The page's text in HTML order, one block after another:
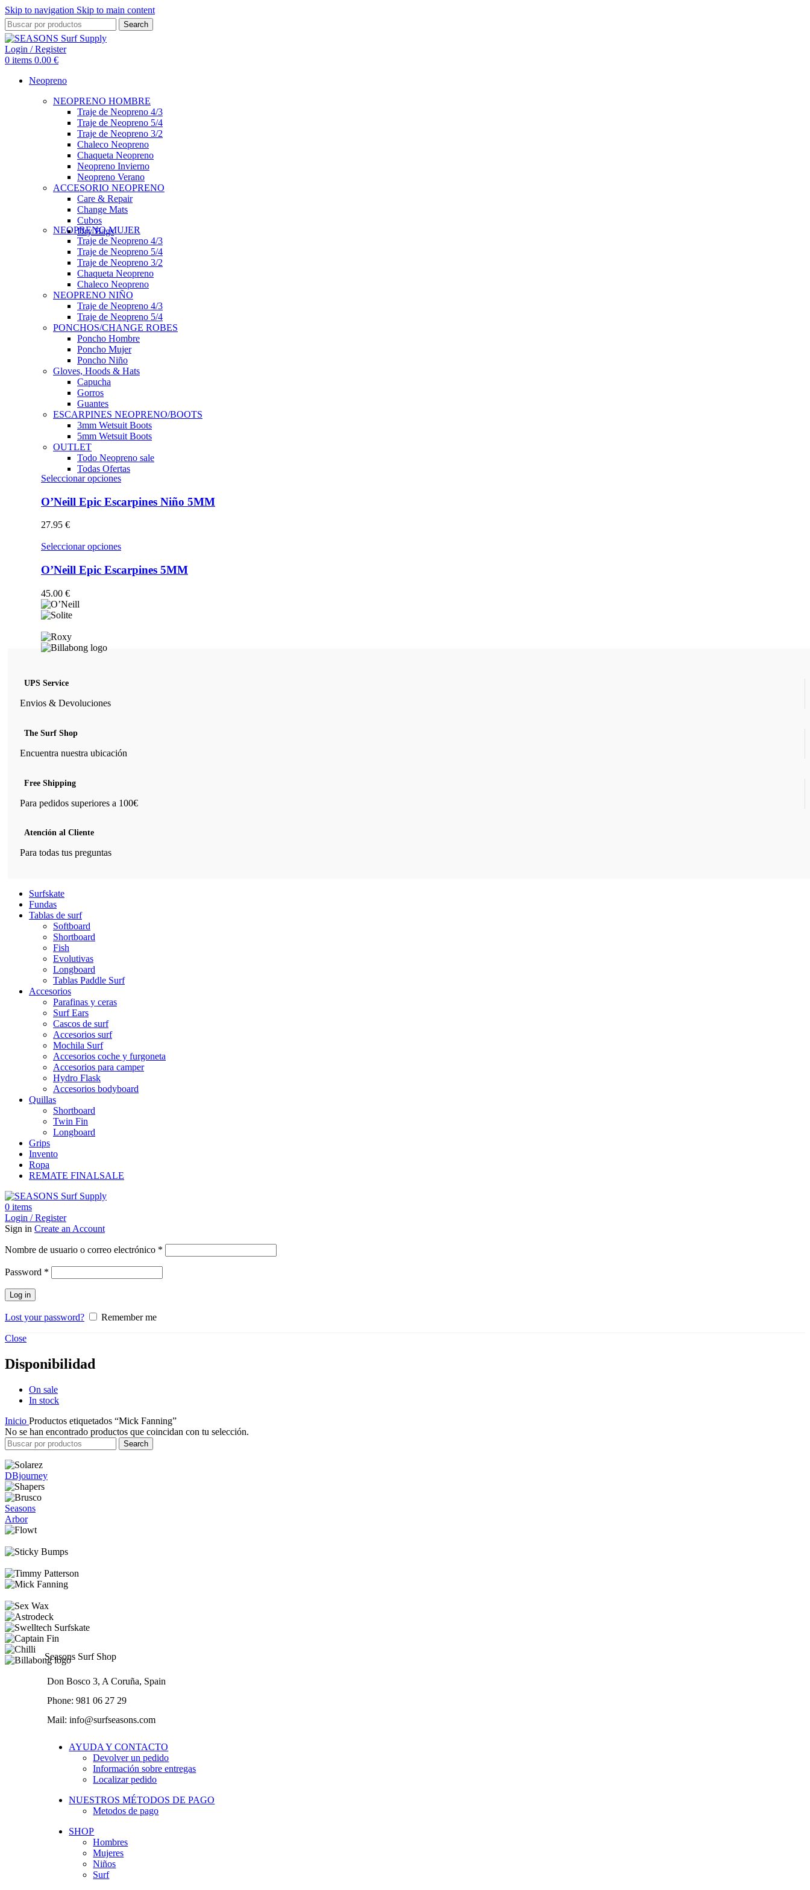
Skip to navigation Skip to main content
Search
Login / Register
0 items 0.00 €
Neopreno
NEOPRENO HOMBRE
Traje de Neopreno 4/3
Traje de Neopreno 5/4
Traje de Neopreno 3/2
Chaleco Neopreno
Chaqueta Neopreno
Neopreno Invierno
Neopreno Verano
ACCESORIO NEOPRENO
Care & Repair
Change Mats
Cubos
Dry Bags
NEOPRENO MUJER
Traje de Neopreno 4/3
Traje de Neopreno 5/4
Traje de Neopreno 3/2
Chaqueta Neopreno
Chaleco Neopreno
NEOPRENO NIÑO
Traje de Neopreno 4/3
Traje de Neopreno 5/4
PONCHOS/CHANGE ROBES
Poncho Hombre
Poncho Mujer
Poncho Niño
Gloves, Hoods & Hats
Capucha
Gorros
Guantes
ESCARPINES NEOPRENO/BOOTS
3mm Wetsuit Boots
5mm Wetsuit Boots
OUTLET
Todo Neopreno sale
Todas Ofertas
Seleccionar opcionesEste
tiene
múltiples
opciones
se
pueden
elegir
O’Neill Epic Escarpines Niño 5MM
27.95 €
Seleccionar opcionesEste
tiene
múltiples
O’Neill Epic Escarpines 5MM
45.00 €
UPS Service
Envios & Devoluciones
The Surf Shop
Encuentra nuestra ubicación
Free Shipping
Para pedidos superiores a 100€
Atención al Cliente
Para todas tus preguntas
Surfskate
Fundas
Tablas de surf
Softboard
Shortboard
Fish
Evolutivas
Longboard
Tablas Paddle Surf
Accesorios
Parafinas y ceras
Surf Ears
Cascos de surf
Accesorios surf
Mochila Surf
Accesorios coche y furgoneta
Accesorios para camper
Hydro Flask
Accesorios bodyboard
Quillas
Shortboard
Twin Fin
Longboard
Grips
Invento
Ropa
REMATE FINALSALE
0 items
Login / Register
Sign in Create an Account
Nombre de usuario o correo electrónico *
Password *
Log in
Lost your password? Remember me
Close
Disponibilidad
On sale
In stock
Inicio Productos etiquetados “Mick Fanning”
No se han encontrado productos que coincidan con tu selección.
Search
DBjourney
Seasons
Arbor
Seasons Surf Shop
Don Bosco 3, A Coruña, Spain
Phone: 981 06 27 29
Mail: info@surfseasons.com
AYUDA Y CONTACTO
Devolver un pedido
Información sobre entregas
Localizar pedido
NUESTROS MÉTODOS DE PAGO
Metodos de pago
SHOP
Hombres
Mujeres
Niños
Surf